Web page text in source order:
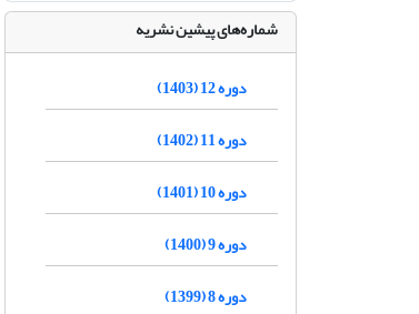
شماره‌های پیشین نشریه
دوره 12 (1403)
دوره 11 (1402)
دوره 10 (1401)
دوره 9 (1400)
دوره 8 (1399)